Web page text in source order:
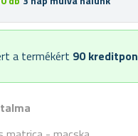
a termékért 90